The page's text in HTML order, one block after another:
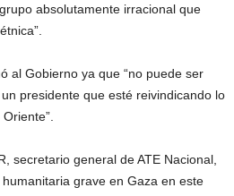
absolutamente irracional que
al Gobierno ya que “no puede ser
presidente que esté reivindicando lo
secretario general de ATE Nacional,
grave en Gaza en este